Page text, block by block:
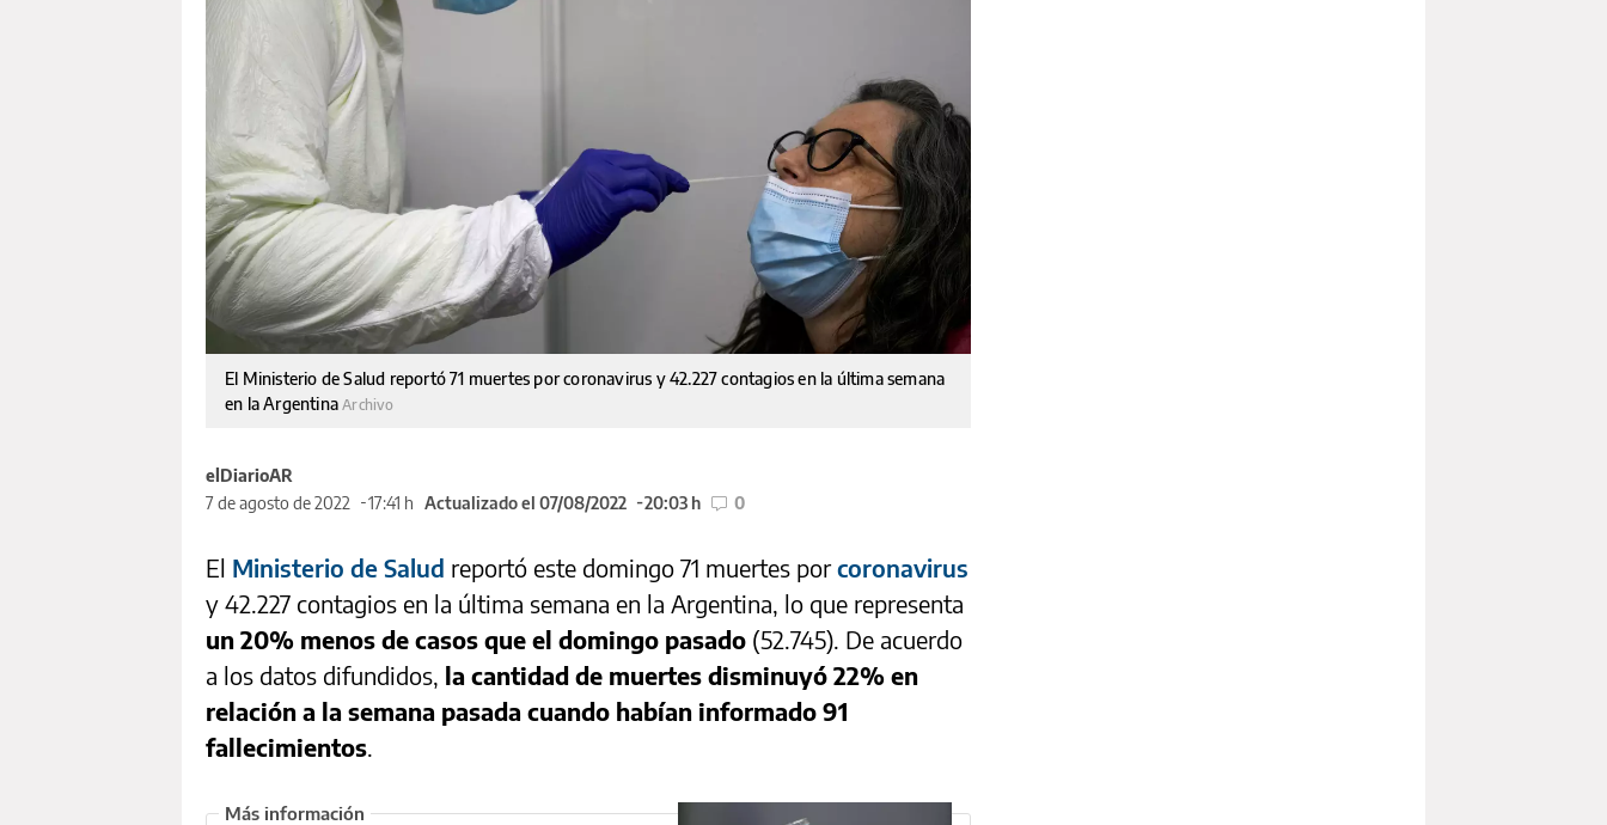
El Ministerio de Salud reportó 71 muertes por coronavirus y 42.227 contagios en la última semana
en la ArgentinaArchivo
elDiarioAR
7 de agosto de 2022
17:41 h Actualizado el 07/08/2022 20:03 h 0
El Ministerio de Salud reportó este domingo 71 muertes porcoronavirus
y 42.227 contagios en la última semana en la Argentina, lo que representa
un 20% menos de casos que el domingo pasado (52.745). De acuerdo
a los datos difundidos, la cantidad de muertes disminuyó 22% en
relación a la semana pasada cuando habían informado 91
fallecimientos.